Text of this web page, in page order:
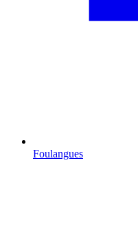
Foulangues